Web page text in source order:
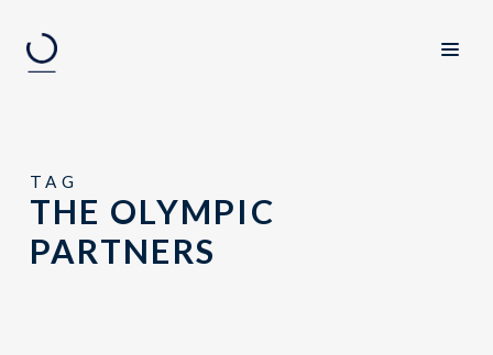
TAG
THE OLYMPIC
PARTNERS